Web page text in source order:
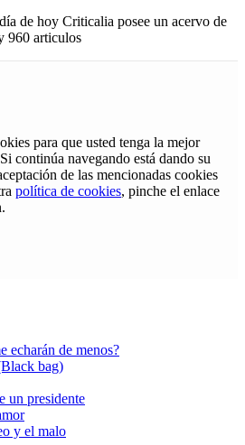
de hoy Criticalia posee un acervo de
960 articulos
para que usted tenga la mejor
continúa navegando está dando su
de las mencionadas cookies
política de cookies, pinche el enlace
echarán de menos?
bag)
un presidente
y el malo